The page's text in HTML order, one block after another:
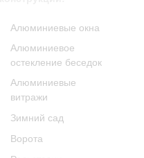
Алюминиевые окна
Алюминиевое
остекление беседок
Алюминиевые
витражи
Зимний сад
Ворота